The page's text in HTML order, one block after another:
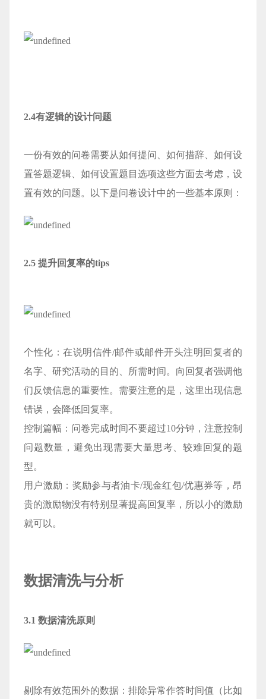
2.4有逻辑的设计问题
一份有效的问卷需要从如何提问、如何措辞、如何设
置答题逻辑、如何设置题目选项这些方面去考虑，设
置有效的问题。以下是问卷设计中的一些基本原则：
2.5 提升回复率的tips
个性化：在说明信件/邮件或邮件开头注明回复者的
名字、研究活动的目的、所需时间。向回复者强调他
们反馈信息的重要性。需要注意的是，这里出现信息
错误，会降低回复率。
控制篇幅：问卷完成时间不要超过10分钟，注意控制
问题数量，避免出现需要大量思考、较难回复的题
型。
用户激励：奖励参与者油卡/现金红包/优惠券等，昂
贵的激励物没有特别显著提高回复率，所以小的激励
就可以。
数据清洗与分析
3.1 数据清洗原则
剔除有效范围外的数据：排除异常作答时间值（比如